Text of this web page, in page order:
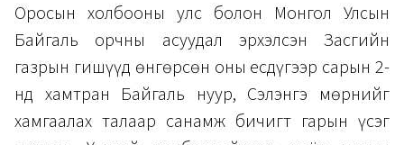
Оросын холбооны улс болон Монгол Улсын
Байгаль орчны асуудал эрхэлсэн Засгийн
газрын гишүүд өнгөрсөн оны есдүгээр сарын 2-
нд хамтран Байгаль нуур, Сэлэнгэ мөрнийг
хамгаалах талаар санамж бичигт гарын үсэг